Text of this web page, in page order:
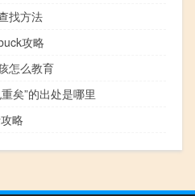
找方法
攻略
怎么教育
矣”的出处是哪里
略